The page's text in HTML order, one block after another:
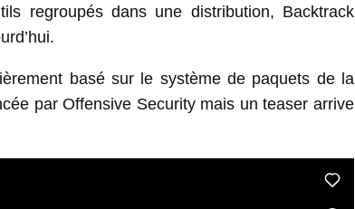
regroupés dans une distribution, Backtrack
basé sur le système de paquets de la
par Offensive Security mais un teaser arrive